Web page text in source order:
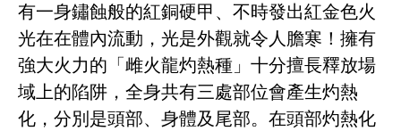
有一身鏽蝕般的紅銅硬甲、不時發出紅金色火
光在在體內流動，光是外觀就令人膽寒！擁有
強大火力的「雌火龍灼熱種」十分擅長釋放場
域上的陷阱，全身共有三處部位會產生灼熱
化，分別是頭部、身體及尾部。在頭部灼熱化